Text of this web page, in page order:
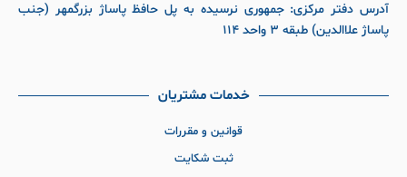
آدرس دفتر مرکزی: جمهوری نرسیده به پل حافظ پاساژ بزرگمهر (جنب
پاساژ علاالدین) طبقه ۳ واحد ۱۱۴
خدمات مشتریان
قوانین و مقررات
ثبت شکایت